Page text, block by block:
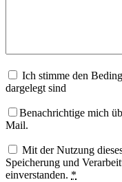
Ich stimme den
dargelegt sind
Benachrichtige mich
Mail.
Mit der Nutzung
Speicherung und
einverstanden. *